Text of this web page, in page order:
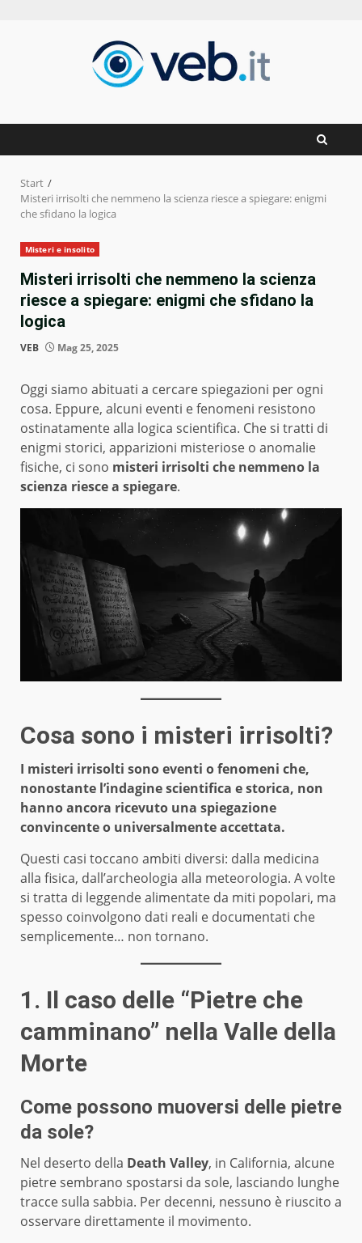
Start
Misteri irrisolti che nemmeno la scienza riesce a spiegare: enigmi
che sfidano la logica
Misteri e insolito
Misteri irrisolti che nemmeno la scienza
riesce a spiegare: enigmi che sfidano la
logica
VEB Mag 25, 2025
Oggi siamo abituati a cercare spiegazioni per ogni
cosa. Eppure, alcuni eventi e fenomeni resistono
ostinatamente alla logica scientifica. Che si tratti di
enigmi storici, apparizioni misteriose o anomalie
fisiche, ci sono misteri irrisolti che nemmeno la
scienza riesce a spiegare.
Cosa sono i misteri irrisolti?
I misteri irrisolti sono eventi o fenomeni che,
nonostante l’indagine scientifica e storica, non
hanno ancora ricevuto una spiegazione
convincente o universalmente accettata.
Questi casi toccano ambiti diversi: dalla medicina
alla fisica, dall’archeologia alla meteorologia. A volte
si tratta di leggende alimentate da miti popolari, ma
spesso coinvolgono dati reali e documentati che
semplicemente… non tornano.
1. Il caso delle “Pietre che
camminano” nella Valle della
Morte
Come possono muoversi delle pietre
da sole?
Nel deserto della Death Valley, in California, alcune
pietre sembrano spostarsi da sole, lasciando lunghe
tracce sulla sabbia. Per decenni, nessuno è riuscito a
osservare direttamente il movimento.